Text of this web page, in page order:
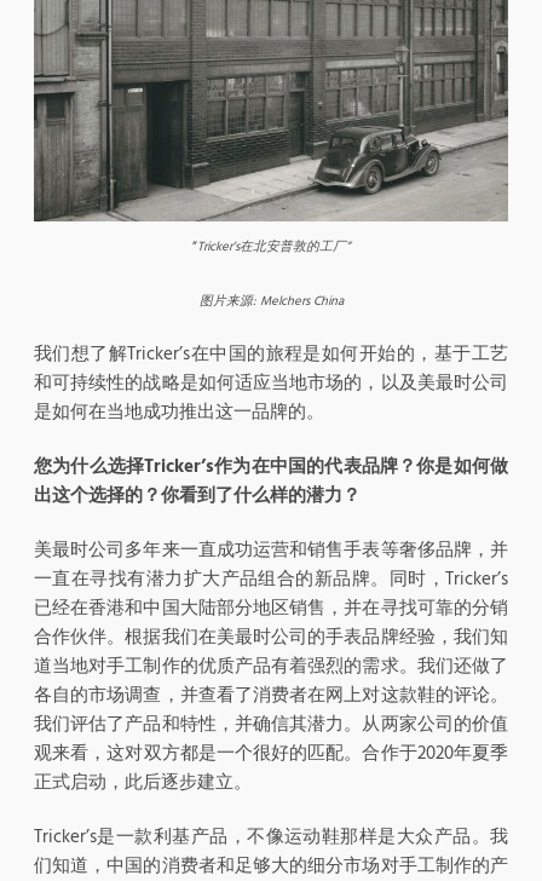
“Tricker’s在北安普敦的工厂”
图片来源: Melchers China
我们想了解Tricker’s在中国的旅程是如何开始的，基于工艺
和可持续性的战略是如何适应当地市场的，以及美最时公司
是如何在当地成功推出这一品牌的。
您为什么选择Tricker’s作为在中国的代表品牌？你是如何做
出这个选择的？你看到了什么样的潜力？
美最时公司多年来一直成功运营和销售手表等奢侈品牌，并
一直在寻找有潜力扩大产品组合的新品牌。同时，Tricker’s
已经在香港和中国大陆部分地区销售，并在寻找可靠的分销
合作伙伴。根据我们在美最时公司的手表品牌经验，我们知
道当地对手工制作的优质产品有着强烈的需求。我们还做了
各自的市场调查，并查看了消费者在网上对这款鞋的评论。
我们评估了产品和特性，并确信其潜力。从两家公司的价值
观来看，这对双方都是一个很好的匹配。合作于2020年夏季
正式启动，此后逐步建立。
Tricker’s是一款利基产品，不像运动鞋那样是大众产品。我
们知道，中国的消费者和足够大的细分市场对手工制作的产